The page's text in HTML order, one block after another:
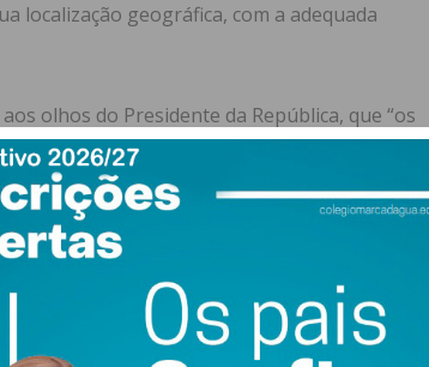
localização geográfica, com a adequada
olhos do Presidente da República, que “os
da propagação do vírus, que a
a estar assegurada e que a capacidade
podem vir a ser “simétricas ou assimétricas”
restrições vão ser adequadas à situação